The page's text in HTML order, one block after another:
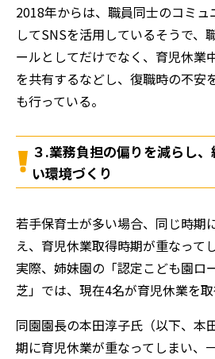
2018年からは、職員同士のコミュ
してSNSを活用しているそうで、
ールとしてだけでなく、育児休業
を共有するなどし、復職時の不安
も行っている。
３.業務負担の偏りを減らし
い環境づくり
若手保育士が多い場合、同じ時期
え、育児休業取得時期が重なって
実際、姉妹園の「認定こども園ロ
芝」では、現在4名が育児休業を取
同園園長の本田淳子氏（以下、本
期に育児休業が重なってしまい、